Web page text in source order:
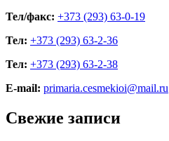
Тел/факс: +373 (293) 63-0-19
Тел: +373 (293) 63-2-36
Тел: +373 (293) 63-2-38
E-mail: primaria.cesmekioi@mail.ru
Свежие записи